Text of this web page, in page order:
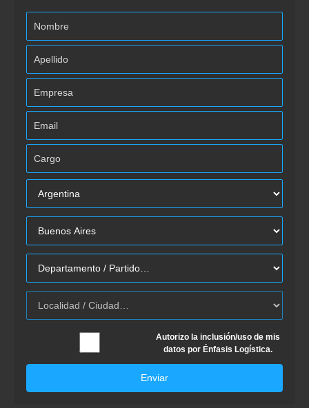
Autorizo la inclusión/uso de mis
datos por Énfasis Logística.
Enviar